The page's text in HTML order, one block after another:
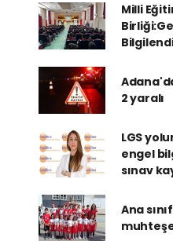
Milli
2 yaralı
LGS
engel
sınav
Ana